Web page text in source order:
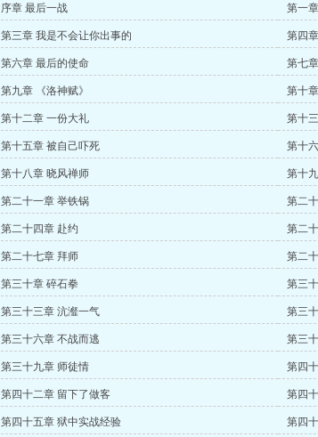
序章 最后一战 第一
第三章 我是不会让你出事的 第四
第六章 最后的使命 第七
第九章 《洛神赋》 第十
第十二章 一份大礼 第十
第十五章 被自己吓死 第十
第十八章 晓风禅师 第十
第二十一章 举铁锅 第二
第二十四章 赴约 第二
第二十七章 拜师 第二
第三十章 碎石拳 第三
第三十三章 沆瀣一气 第三
第三十六章 不战而逃 第三
第三十九章 师徒情 第四
第四十二章 留下了做客 第四
第四十五章 狱中实战经验 第四